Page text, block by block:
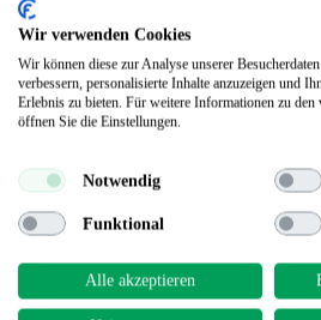
Terrassendielen
Wir verwenden Cookies
Wir können diese zur Analyse unserer
verbessern, personalisierte Inhalte anzuzeigen und
Erlebnis zu bieten. Für weitere Informationen zu
öffnen Sie die Einstellungen.
Notwendig
Funktional
Alle akzeptieren